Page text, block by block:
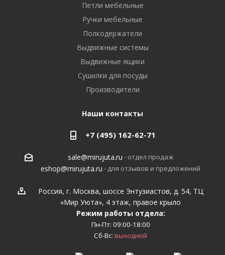
Петли мебельные
Ручки мебельные
Полкодержатели
Выдвижные системы
Выдвижные ящики
Сушилки для посуды
Производители
Наши контакты
+7 (495) 162-62-71
sale@mirujuta.ru - отдел продаж
eshop@mirujuta.ru - для отзывов и предложений
Россия, г. Москва, шоссе Энтузиастов, д. 54, ТЦ
«Мир Уюта», 4 этаж, правое крыло
Режим работы отдела:
Пн-Пт: 09:00-18:00
Сб-Вс: выходной